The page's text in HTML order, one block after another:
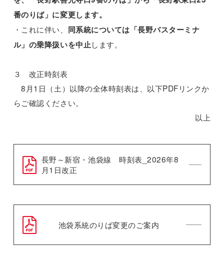
番のりば」に変更します。
・これに伴い、 同系統については「長野バスターミナ
ル」の乗降扱いを中止します。
３ 改正時刻表
8月1日（土）以降の全体時刻表は、以下PDFリンクか
らご確認ください。
以上
長野～新宿・池袋線 時刻表_2026年8
月1日改正
池袋系統のりば変更のご案内